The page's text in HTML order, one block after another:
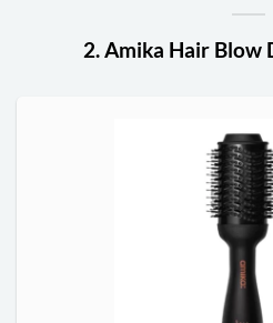
2. Amika Hair Blow